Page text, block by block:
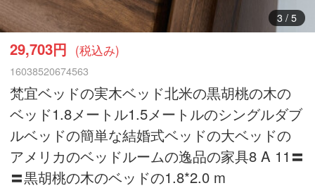
4/ 5
29,703円 (税込み)
16038520674563
梵宜ベッドの実木ベッド北米の黒胡桃の木の
ベッド1.8メートル1.5メートルのシングルダブ
ルベッドの簡単な結婚式ベッドの大ベッドの
アメリカのベッドルームの逸品の家具8 A 11〓
〓黒胡桃の木のベッドの1.8*2.0 m